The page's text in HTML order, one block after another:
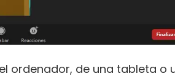
ordenador, de una tableta o